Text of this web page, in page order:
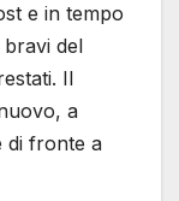
e in tempo
bravi del
Il
a
di fronte a